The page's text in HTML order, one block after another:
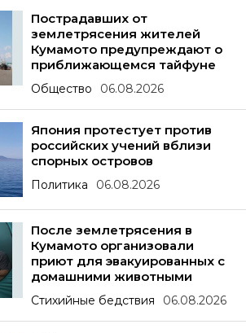
Пострадавших от
землетрясения жителей
Кумамото предупреждают о
приближающемся тайфуне
Общество 06.08.2026
Япония протестует против
российских учений вблизи
спорных островов
Политика 06.08.2026
После землетрясения в
Кумамото организовали
приют для эвакуированных с
домашними животными
Стихийные бедствия 06.08.2026